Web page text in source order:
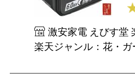
激安家電 えびす堂
楽天ジャンル：花・